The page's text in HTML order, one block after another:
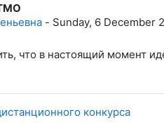
- Sunday, 6 December
что в настоящий момент
конкурса